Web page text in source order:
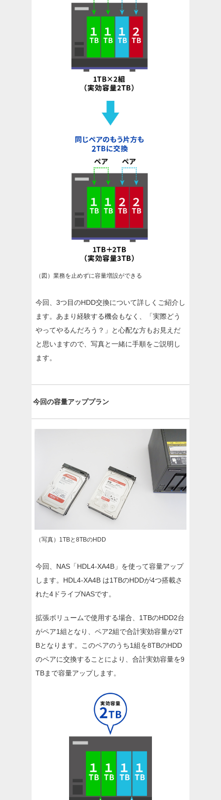
（図）業務を止めずに容量増設ができる
今回、3つ目のHDD交換について詳しくご紹介し
ます。あまり経験する機会もなく、「実際どう
やってやるんだろう？」と心配な方もお見えだ
と思いますので、写真と一緒に手順をご説明し
ます。
今回の容量アッププラン
（写真）1TBと8TBのHDD
今回、NAS「HDL4-XA4B」を使って容量アップ
します。HDL4-XA4B は1TBのHDDが4つ搭載さ
れた4ドライブNASです。
拡張ボリュームで使用する場合、1TBのHDD2台
がペア1組となり、ペア2組で合計実効容量が2T
Bとなります。このペアのうち1組を8TBのHDD
のペアに交換することにより、合計実効容量を9
TBまで容量アップします。